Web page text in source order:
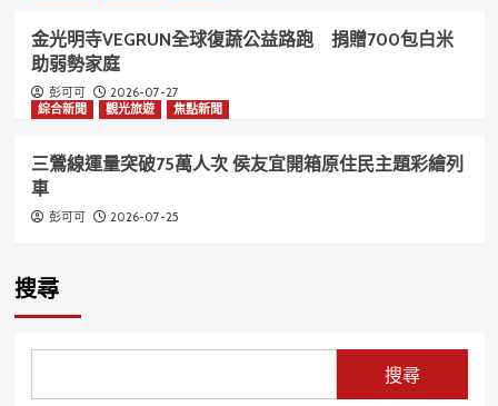
金光明寺VEGRUN全球復蔬公益路跑 捐贈700包白米
助弱勢家庭
彭可可
2026-07-27
綜合新聞
觀光旅遊 焦點新聞
三鶯線運量突破75萬人次 侯友宜開箱原住民主題彩繪列
車
彭可可 2026-07-25
搜尋
搜尋